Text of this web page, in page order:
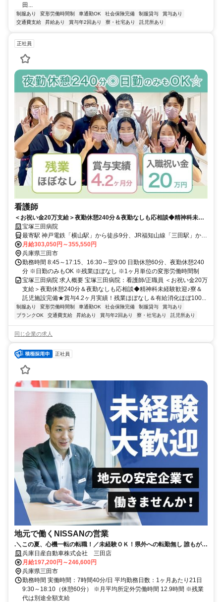
田...
制服あり 変形労働時間制 車通勤OK 社会保険完備 制服貸与
賞与あり
交通費支給
昇給あり 賞与年2回あり 寮・社宅あり 託児所あり
正社員
看護師
＜お祝い金20万支給＞夜勤休憩240分＆夜勤なしも応相談◆精神科未経
験歓迎♪寮＆託児施設完備★賞与4.2ヶ月実績！残業ほぼなし＆有給消化
ほぼ100％◇積極採用中【三田市、横山駅、精神科病院、看護師、正職
員】
宝塚三田病院
最寄駅 神戸電鉄「横山駅」から徒歩9分、JR福知山線「三田駅」から
送迎バス10分
月給303,050円～355,550円
兵庫県三田市
勤務時間 8:45～17:15、16:30～翌9:00 日勤休憩60分、夜勤休憩240
分 ※日勤のみもOK ※残業ほぼなし ※1ヶ月単位の変形労働時間制
宝塚三田病院 求人概要 宝塚三田病院：看護師/正職員 ＜お祝い金20万
支給＞夜勤休憩240分＆夜勤なしも応相談◆精神科未経験歓迎♪寮＆
託児施設完備★賞与4.2ヶ月実績！残業ほぼなし＆有給消化ほぼ100...
制服あり 変形労働時間制 車通勤OK 社会保険完備 制服貸与
賞与あり
ブランクOK
交通費支給 昇給あり 賞与年2回あり 寮・社宅あり 託児所あり
同じ企業の求人
正社員
地元で働くNISSANの営業
.＼この夏、心機一転の転職！／未経験ＯＫ！県外への転勤無し 誰もが知
る安心な会社！賞与4.8か月分（昨年実績）｜年間休日123日
兵庫日産自動車株式会社 三田店
月給197,200円～246,600円
兵庫県三田市
勤務時間 実働時間：7時間40分/日 平均勤務日数：1ヶ月あたり21日
9:30～18:10（休憩60分） ※月平均所定外労働時間 12.9時間 ※残業
代は別途全額支給